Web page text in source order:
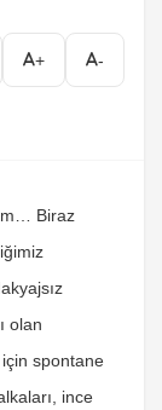
+ -
Biraz
olan
için spontane
ince